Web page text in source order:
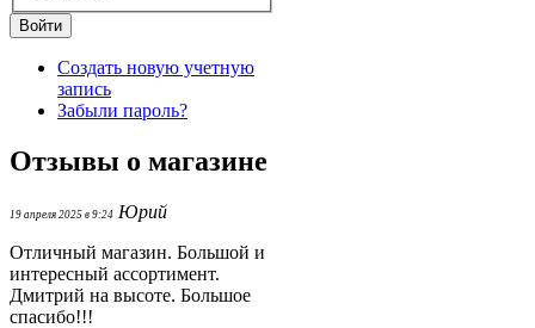
Создать новую учетную
запись
Забыли пароль?
Отзывы о магазине
19 апреля 2025 в 9:24 Юрий
Отличный магазин. Большой и
интересный ассортимент.
Дмитрий на высоте. Большое
спасибо!!!